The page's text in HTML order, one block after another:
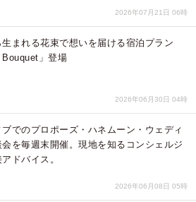
2026年07月21日 06時
まれる花束で想いを届ける宿泊プラン
Bouquet」登場
2026年06月30日 04時
ブでのプロポーズ・ハネムーン・ウェディ
会を毎週末開催。現地を知るコンシェルジ
ドバイス。
2026年06月08日 05時